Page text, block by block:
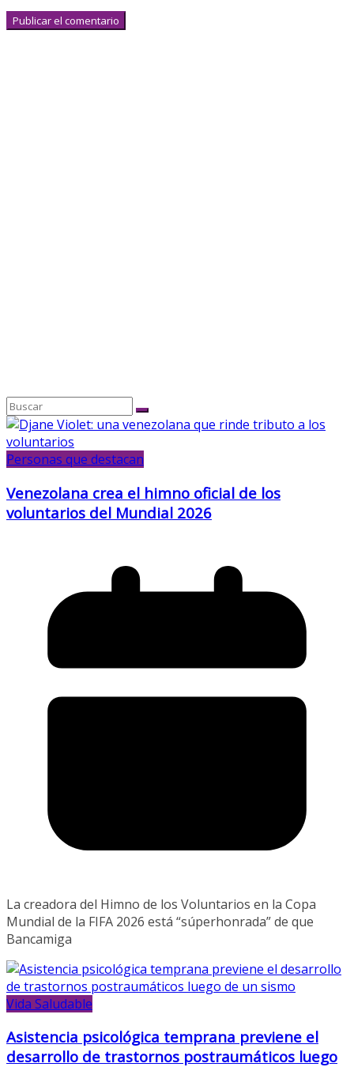
Personas que destacan
Venezolana crea el himno oficial de los
voluntarios del Mundial 2026
La creadora del Himno de los Voluntarios en la Copa
Mundial de la FIFA 2026 está “súperhonrada” de que
Bancamiga
Vida Saludable
Asistencia psicológica temprana previene el
desarrollo de trastornos postraumáticos luego